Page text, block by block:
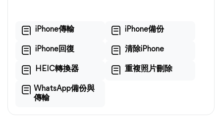
iPhone傳輸 iPhone備份
iPhone回復 清除iPhone
HEIC轉換器 重複照片刪除
WhatsApp備份與
傳輸